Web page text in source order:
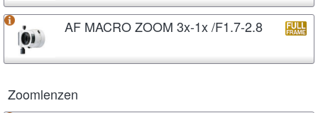
AF MACRO ZOOM 3x-1x /F1.7-2.8
Zoomlenzen